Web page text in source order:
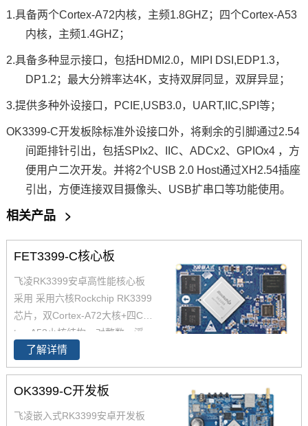
1.具备两个Cortex-A72内核，主频1.8GHZ；四个Cortex-A53
内核，主频1.4GHZ；
2.具备多种显示接口 ，包括HDMI2.0，MIPI DSI,EDP1.3，
DP1.2；最大分辨率达4K，支持双屏同显，双屏异显；
3.提供多种外设接口， PCIE,USB3.0，UART,IIC,SPI 等；
OK3399-C开发板除标准外设接口外，将剩余的引脚通过2.54
间距排针引出，包括SPIx2、IIC、ADCx2、 GPIOx4 ， 方
便用户二次开发。并将2个USB 2.0 Host通过XH2.54插座
引出，方便连接双目摄像头、USB扩串口等功能使用。
相关产品 >
FET3399-C核心板
飞凌RK3399安卓高性能核心板
采用 采用六核Rockchip RK3399
芯片，双Cortex-A72大核+四Cor
tex-A53小核结构，对整数、浮
点、内存等作了大幅优化，在整
体性能、功耗及核心面积三个方
面提升。以下将对瑞芯微芯片RK
其性能做具体介绍。如您对飞凌
了解详情
OK3399-C开发板
飞凌嵌入式RK3399安卓开发板